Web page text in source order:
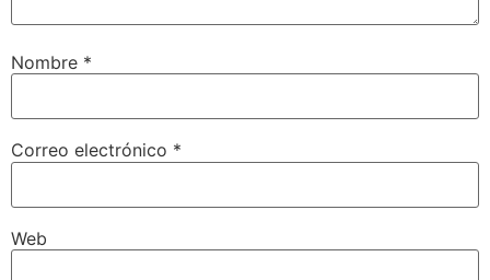
Nombre *
Correo electrónico *
Web